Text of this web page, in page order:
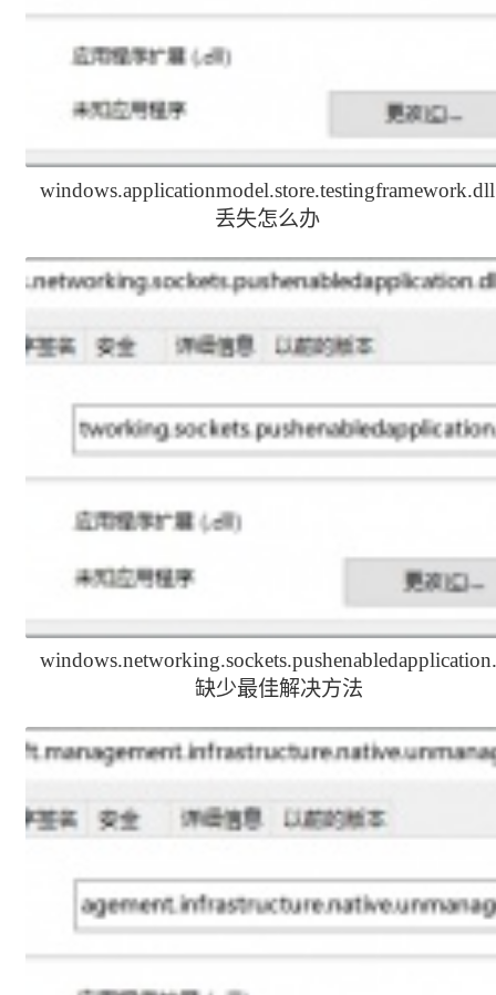
windows.applicationmodel.store.testingframework.dll
丢失怎么办
缺少最佳解决方法